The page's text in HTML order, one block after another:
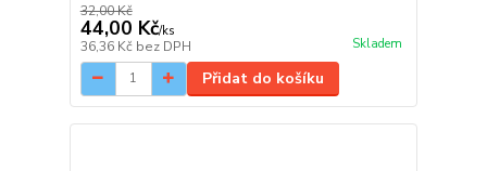
32,00 Kč
44,00 Kč/ks
36,36 Kč bez DPH Skladem
Přidat do košíku